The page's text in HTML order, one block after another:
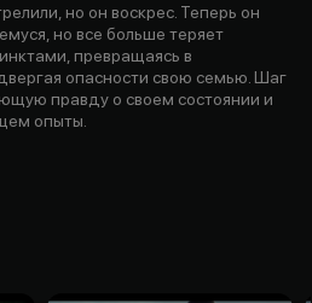
но он воскрес. Теперь он
но все больше теряет
превращаясь в
опасности свою семью. Шаг
правду о своем состоянии и
опыты.